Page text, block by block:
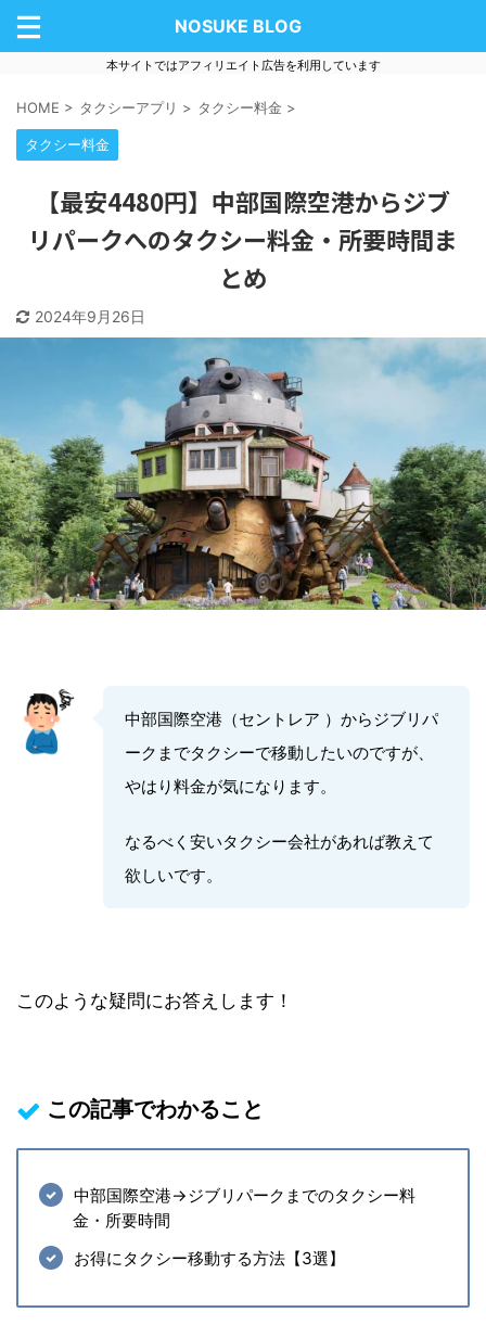
NOSUKE BLOG
本サイトではアフィリエイト広告を利用しています
HOME > タクシーアプリ > タクシー料金 >
タクシー料金
【最安4480円】中部国際空港からジブ
リパークへのタクシー料金・所要時間ま
とめ
2024年9月26日
中部国際空港（セントレア ）からジブリパ
ークまでタクシーで移動したいのですが、
やはり料金が気になります。
なるべく安いタクシー会社があれば教えて
欲しいです。
このような疑問にお答えします！
この記事でわかること
中部国際空港→ジブリパークまでのタクシー料
金・所要時間
お得にタクシー移動する方法【3選】